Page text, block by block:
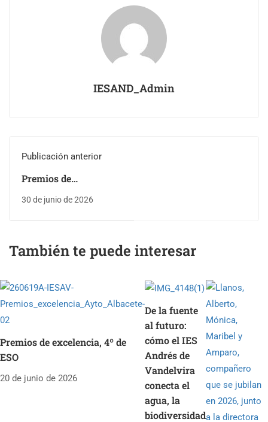
IESAND_Admin
Publicación anterior
Premios de
excelencia, 4º de ESO
30 de junio de 2026
También te puede interesar
Premios de excelencia, 4º de
ESO
20 de junio de 2026
De la fuente
al futuro:
cómo el IES
Andrés de
Vandelvira
conecta el
agua, la
biodiversidad